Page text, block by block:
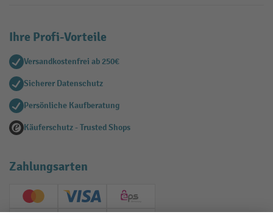
Ihre Profi-Vorteile
Versandkostenfrei ab 250€
Sicherer Datenschutz
Persönliche Kaufberatung
Käuferschutz - Trusted Shops
Zahlungsarten
Creditcard (Master)Creditcard (Visa)
EPS